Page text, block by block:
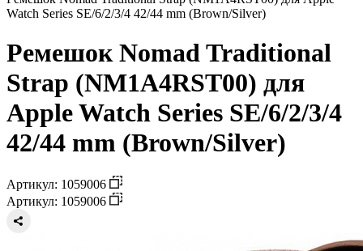
Watch Series SE/6/2/3/4 42/44 mm (Brown/Silver)
Ремешок Nomad Traditional
Strap (NM1A4RST00) для
Apple Watch Series SE/6/2/3/4
42/44 mm (Brown/Silver)
Артикул: 1059006
Артикул: 1059006